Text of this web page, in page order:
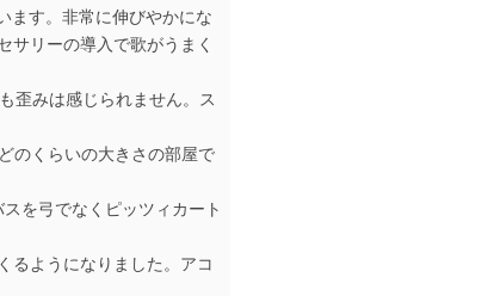
ます。非常に伸びやかにな
サリーの導入で歌がうまく
歪みは感じられません。ス
のくらいの大きさの部屋で
を弓でなくピッツィカート
るようになりました。アコ